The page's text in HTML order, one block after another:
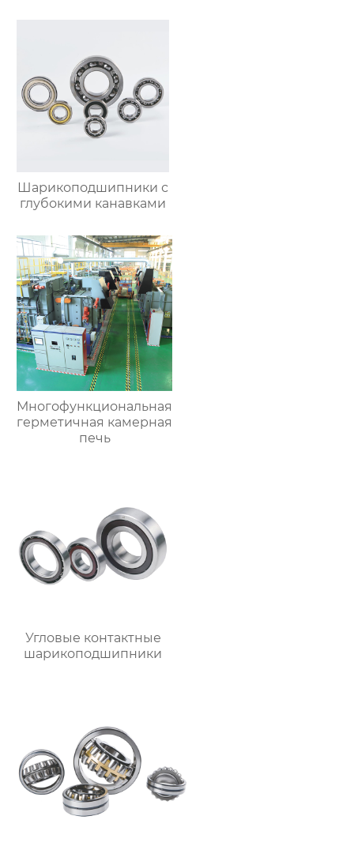
Шарикоподшипники с
глубокими канавками
Многофункциональная
герметичная камерная
печь
Угловые контактные
шарикоподшипники